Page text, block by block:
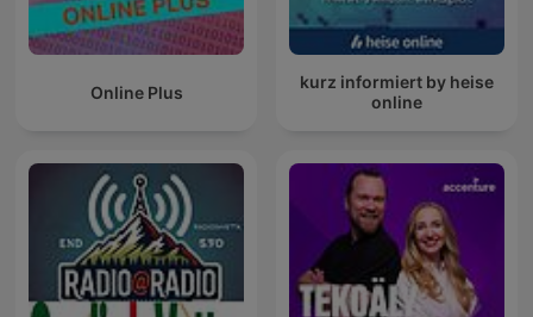
Online Plus
kurz informiert by heise
online